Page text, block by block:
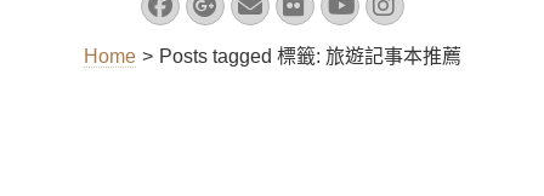
Home > Posts tagged 標籤: 旅遊記事本推薦